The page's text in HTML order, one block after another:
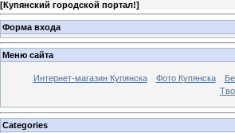
[Купянский городской портал!]
Форма входа
Меню сайта
Интернет-магазин Купянска Фото Купянска
Categories